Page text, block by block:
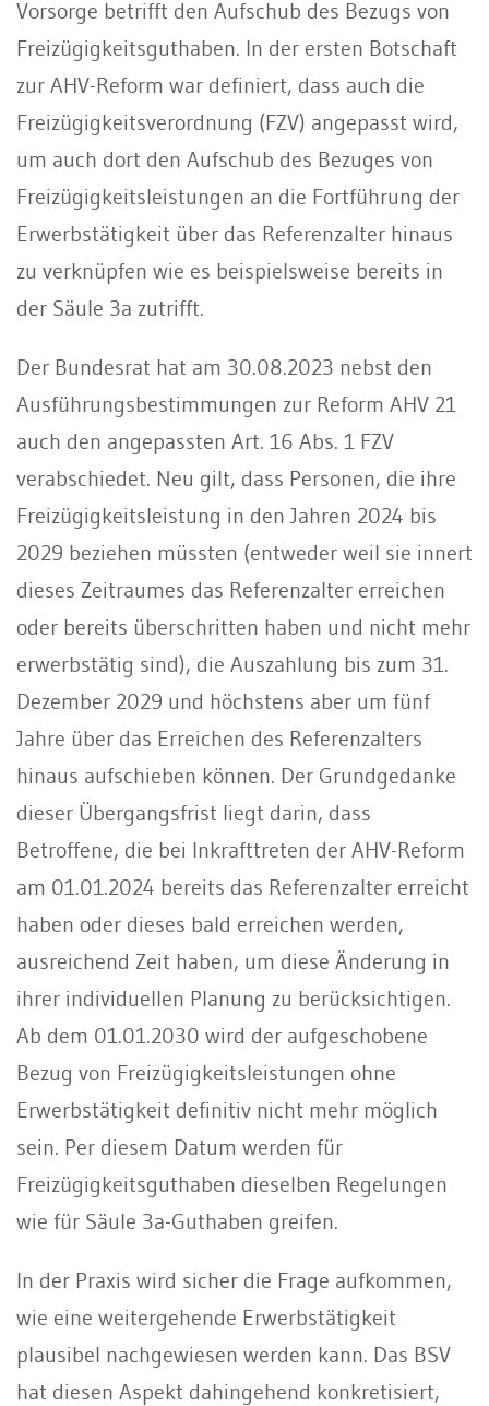
Vorsorge betrifft den Aufschub des Bezugs von
Freizügigkeitsguthaben. In der ersten Botschaft
zur AHV-Reform war definiert, dass auch die
Freizügigkeitsverordnung (FZV) angepasst wird,
um auch dort den Aufschub des Bezuges von
Freizügigkeitsleistungen an die Fortführung der
Erwerbstätigkeit über das Referenzalter hinaus
zu verknüpfen wie es beispielsweise bereits in
der Säule 3a zutrifft.
Der Bundesrat hat am 30.08.2023 nebst den
Ausführungsbestimmungen zur Reform AHV 21
auch den angepassten Art. 16 Abs. 1 FZV
verabschiedet. Neu gilt, dass Personen, die ihre
Freizügigkeitsleistung in den Jahren 2024 bis
2029 beziehen müssten (entweder weil sie innert
dieses Zeitraumes das Referenzalter erreichen
oder bereits überschritten haben und nicht mehr
erwerbstätig sind), die Auszahlung bis zum 31.
Dezember 2029 und höchstens aber um fünf
Jahre über das Erreichen des Referenzalters
hinaus aufschieben können. Der Grundgedanke
dieser Übergangsfrist liegt darin, dass
Betroffene, die bei Inkrafttreten der AHV-Reform
am 01.01.2024 bereits das Referenzalter erreicht
haben oder dieses bald erreichen werden,
ausreichend Zeit haben, um diese Änderung in
ihrer individuellen Planung zu berücksichtigen.
Ab dem 01.01.2030 wird der aufgeschobene
Bezug von Freizügigkeitsleistungen ohne
Erwerbstätigkeit definitiv nicht mehr möglich
sein. Per diesem Datum werden für
Freizügigkeitsguthaben dieselben Regelungen
wie für Säule 3a-Guthaben greifen.
In der Praxis wird sicher die Frage aufkommen,
wie eine weitergehende Erwerbstätigkeit
plausibel nachgewiesen werden kann. Das BSV
hat diesen Aspekt dahingehend konkretisiert,